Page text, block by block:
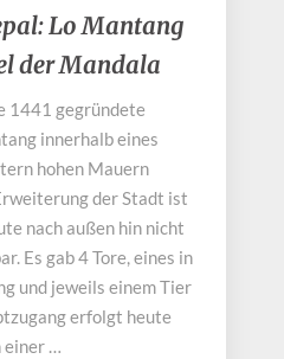
Lo Mantang
der Mandala
1441 gegründete
innerhalb eines
hohen Mauern
der Stadt ist
nach außen hin nicht
Es gab 4 Tore, eines in
und jeweils einem Tier
erfolgt heute
einer …